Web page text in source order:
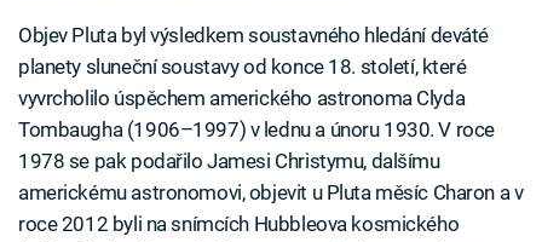
Objev Pluta byl výsledkem soustavného hledání deváté
planety sluneční soustavy od konce 18. století, které
vyvrcholilo úspěchem amerického astronoma Clyda
Tombaugha (1906–1997) v lednu a únoru 1930. V roce
1978 se pak podařilo Jamesi Christymu, dalšímu
americkému astronomovi, objevit u Pluta měsíc Charon a v
roce 2012 byli na snímcích Hubbleova kosmického